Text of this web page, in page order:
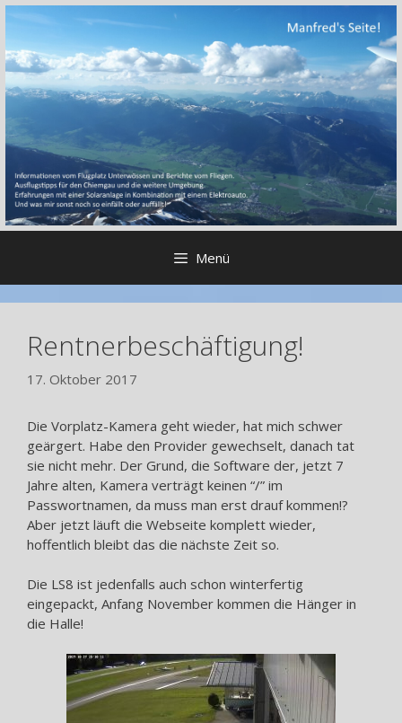
Zum
springen
Menü
Rentnerbeschäftigung!
17. Oktober 2017
Die Vorplatz-Kamera geht wieder, hat mich schwer
geärgert. Habe den Provider gewechselt, danach tat
sie nicht mehr. Der Grund, die Software der, jetzt 7
Jahre alten, Kamera verträgt keinen “/” im
Passwortnamen, da muss man erst drauf kommen!?
Aber jetzt läuft die Webseite komplett wieder,
hoffentlich bleibt das die nächste Zeit so.
Die LS8 ist jedenfalls auch schon winterfertig
eingepackt, Anfang November kommen die Hänger in
die Halle!